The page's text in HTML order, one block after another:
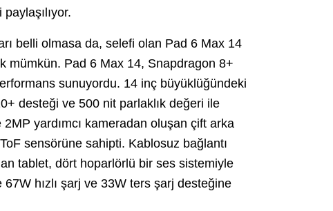
belli olmasa da, selefi olan Pad 6 Max 14
mümkün. Pad 6 Max 14, Snapdragon 8+
sunuyordu. 14 inç büyüklüğündeki
desteği ve 500 nit parlaklık değeri ile
yardımcı kameradan oluşan çift arka
sensörüne sahipti. Kablosuz bağlantı
tablet, dört hoparlörlü bir ses sistemiyle
hızlı şarj ve 33W ters şarj desteğine